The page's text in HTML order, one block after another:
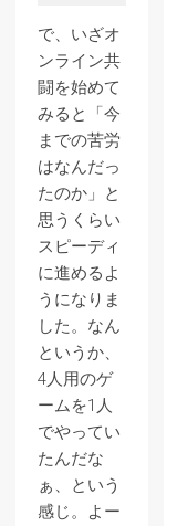
で、いざオ
ンライン共
闘を始めて
みると「今
までの苦労
はなんだっ
たのか」と
思うくらい
スピーディ
に進めるよ
うになりま
した。なん
というか、
4人用のゲ
ームを1人
でやってい
たんだな
ぁ、という
感じ。よー